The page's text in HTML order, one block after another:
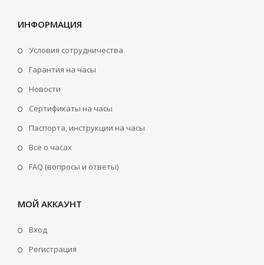
ИНФОРМАЦИЯ
Условия сотрудничества
Гарантия на часы
Новости
Сертификаты на часы
Паспорта, инструкции на часы
Всё о часах
FAQ (вопросы и ответы)
МОЙ АККАУНТ
Вход
Регистрация